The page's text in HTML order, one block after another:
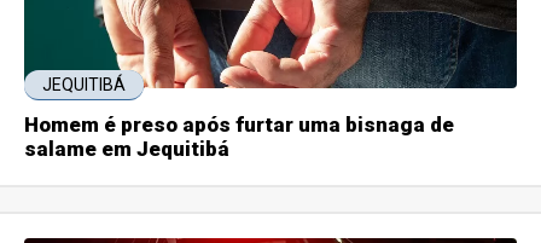
JEQUITIBÁ
Homem é preso após furtar uma bisnaga de
salame em Jequitibá